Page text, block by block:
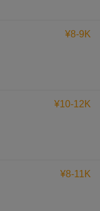
¥8-9K
¥10-12K
¥8-11K